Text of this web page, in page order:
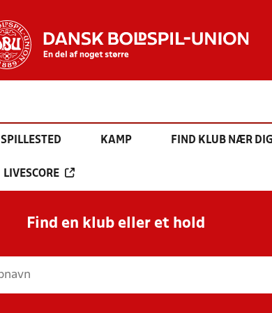
SPILLESTED KAMP FIND KLUB NÆR
LIVESCORE
Find en klub eller et hold